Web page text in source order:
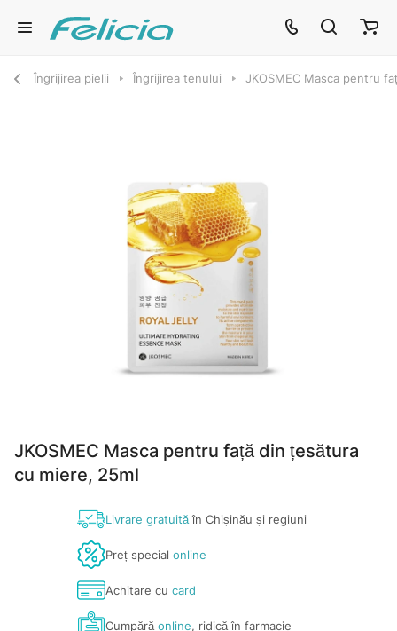
Îngrijirea pielii Îngrijirea tenului JKOSMEC Masca pentru
JKOSMEC Masca pentru față din țesătura
cu miere, 25ml
Livrare gratuităîn Chișinău și regiuni
Preț special online
Achitare cu card
Cumpărăonline, ridică în farmacie